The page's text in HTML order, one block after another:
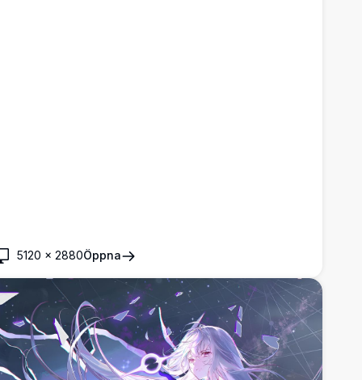
5120 × 2880Öppna